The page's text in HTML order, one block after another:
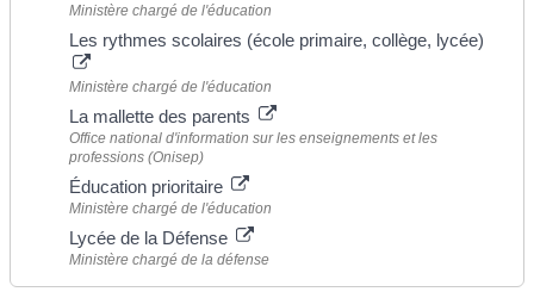
Ministère chargé de l'éducation
Les rythmes scolaires (école primaire, collège, lycée)
Ministère chargé de l'éducation
La mallette des parents
Office national d'information sur les enseignements et les
professions (Onisep)
Éducation prioritaire
Ministère chargé de l'éducation
Lycée de la Défense
Ministère chargé de la défense